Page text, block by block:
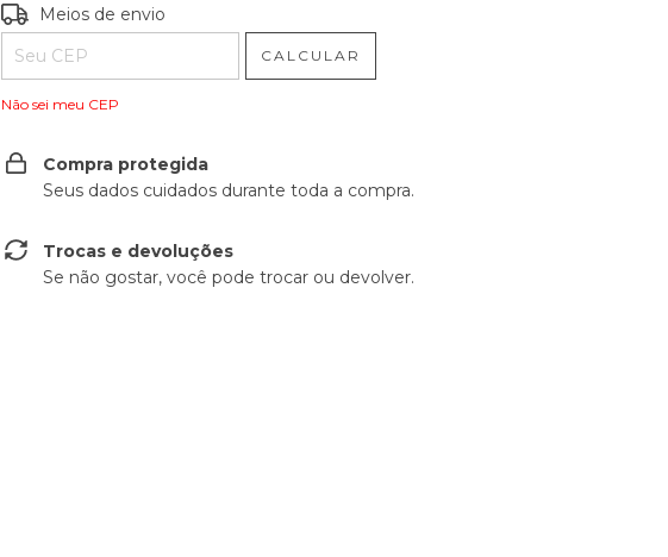
Entregas para o CEP:
Meios de envio
CALCULAR
Não sei meu CEP
Compra protegida
Seus dados cuidados durante toda a compra.
Trocas e devoluções
Se não gostar, você pode trocar ou devolver.